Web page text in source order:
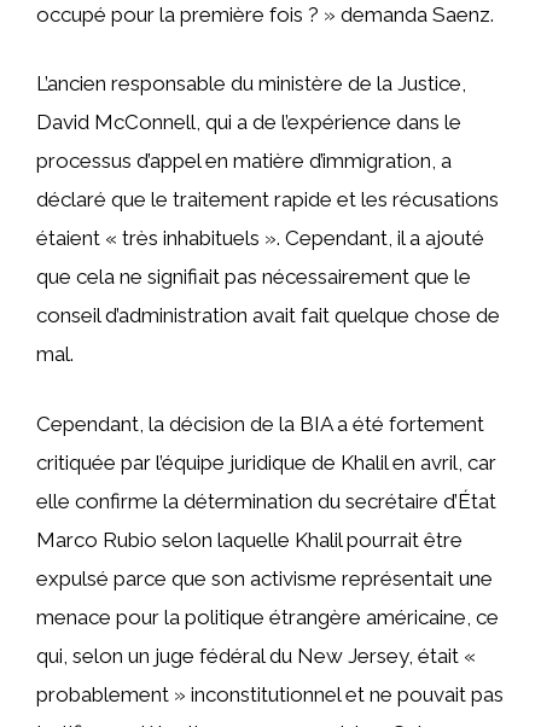
occupé pour la première fois ? » demanda Saenz.
L’ancien responsable du ministère de la Justice,
David McConnell, qui a de l’expérience dans le
processus d’appel en matière d’immigration, a
déclaré que le traitement rapide et les récusations
étaient « très inhabituels ». Cependant, il a ajouté
que cela ne signifiait pas nécessairement que le
conseil d’administration avait fait quelque chose de
mal.
Cependant, la décision de la BIA a été fortement
critiquée par l’équipe juridique de Khalil en avril, car
elle confirme la détermination du secrétaire d’État
Marco Rubio selon laquelle Khalil pourrait être
expulsé parce que son activisme représentait une
menace pour la politique étrangère américaine, ce
qui, selon un juge fédéral du New Jersey, était «
probablement » inconstitutionnel et ne pouvait pas